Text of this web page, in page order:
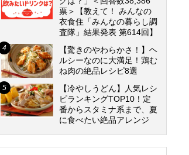
票＞【教えて！ みんなの
衣食住「みんなの暮らし調
査隊」結果発表 第614回】
【驚きのやわらかさ！】ヘ
ルシーなのに大満足！鶏む
ね肉の絶品レシピ8選
【冷やしうどん】人気レシ
ピランキングTOP10！定
番からスタミナ系まで、夏
に食べたい絶品アレンジ